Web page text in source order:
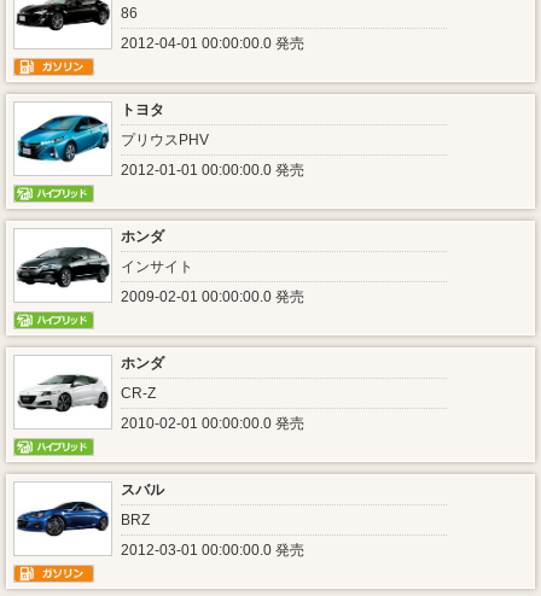
86
2012-04-01 00:00:00.0 発売
トヨタ
プリウスPHV
2012-01-01 00:00:00.0 発売
ホンダ
インサイト
2009-02-01 00:00:00.0 発売
ホンダ
CR-Z
2010-02-01 00:00:00.0 発売
スバル
BRZ
2012-03-01 00:00:00.0 発売